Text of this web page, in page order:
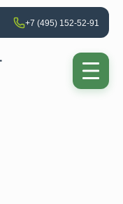
+7 (495) 152-52-91